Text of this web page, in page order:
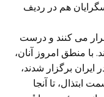
هم در ردیف
می کنند و درست
با منطق امروز آنان،
ایران برگزار شدند،
ابتذال، تا آنجا